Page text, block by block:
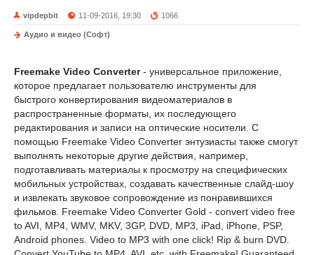
vipdepbit 11-09-2016, 19:30 1066
Аудио и видео (Софт)
Freemake Video Converter- универсальное приложение,
которое предлагает пользователю инструменты для
быстрого конвертирования видеоматериалов в
распространенные форматы, их последующего
редактирования и записи на оптические носители. С
помощью Freemake Video Converter энтузиасты также смогут
выполнять некоторые другие действия, например,
подготавливать материалы к просмотру на специфических
мобильных устройствах, создавать качественные слайд-шоу
и извлекать звуковое сопровождение из понравившихся
фильмов. Freemake Video Converter Gold - convert video free
to AVI, MP4, WMV, MKV, 3GP, DVD, MP3, iPad, iPhone, PSP,
Android phones. Video to MP3 with one click! Rip & burn DVD.